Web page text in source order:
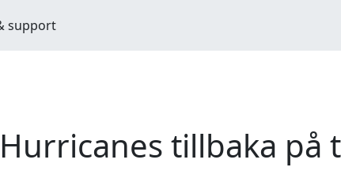
support
tillbaka på